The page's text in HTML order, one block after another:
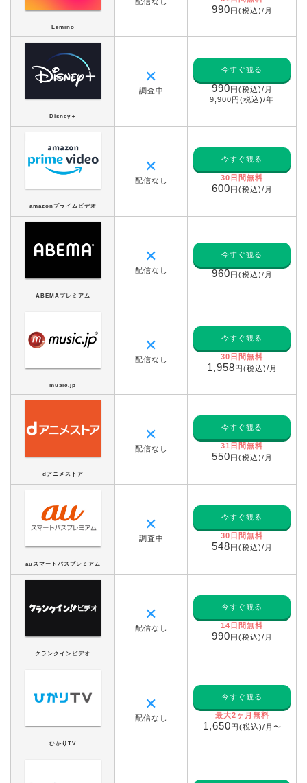
Lemino
990円(税込)/月
Disney＋
✕
調査中
今すぐ観る
990円(税込)/月
9,900円(税込)/年
amazonプライムビデオ
✕
配信なし
今すぐ観る
30日間無料
600円(税込)/月
ABEMAプレミアム
✕
配信なし
今すぐ観る
960円(税込)/月
music.jp
✕
配信なし
今すぐ観る
30日間無料
1,958円(税込)/月
dアニメストア
✕
配信なし
今すぐ観る
31日間無料
550円(税込)/月
auスマートパスプレミアム
✕
調査中
今すぐ観る
30日間無料
548円(税込)/月
クランクインビデオ
✕
配信なし
今すぐ観る
14日間無料
990円(税込)/月
ひかりTV
✕
配信なし
今すぐ観る
最大2ヶ月無料
1,650円(税込)/月〜